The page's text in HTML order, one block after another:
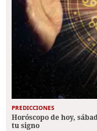
PREDICCIONES
Horóscopo de hoy,
tu signo